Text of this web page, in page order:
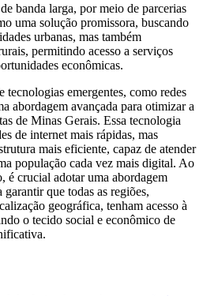
banda larga, por meio de parcerias
uma solução promissora, buscando
urbanas, mas também
permitindo acesso a serviços
econômicas.
tecnologias emergentes, como redes
abordagem avançada para otimizar a
de Minas Gerais. Essa tecnologia
de internet mais rápidas, mas
mais eficiente, capaz de atender
população cada vez mais digital. Ao
é crucial adotar uma abordagem
que todas as regiões,
geográfica, tenham acesso à
o tecido social e econômico de